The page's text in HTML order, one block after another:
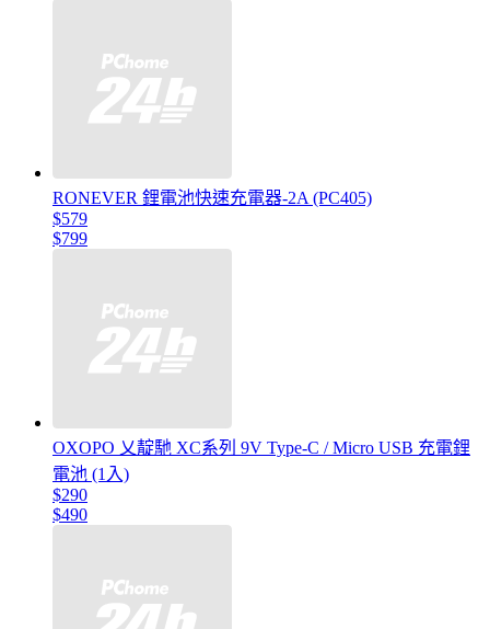
RONEVER 鋰電池快速充電器-2A (PC405)
$579
$799
OXOPO 乂靛馳 XC系列 9V Type-C / Micro USB 充電鋰
電池 (1入)
$290
$490